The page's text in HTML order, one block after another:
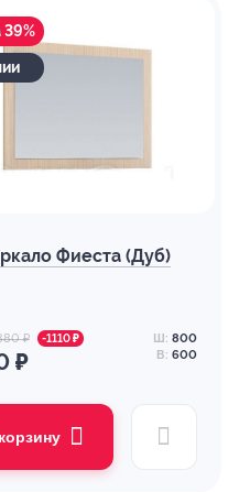
Фиеста (Дуб)
₽ -1110 ₽
₽
Ш: 800
В: 600